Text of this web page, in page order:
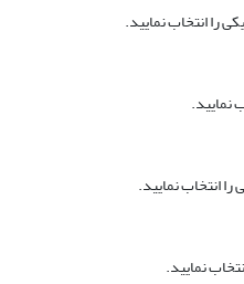
را انتخاب نمایید.
نمایید.
انتخاب نمایید.
نمایید.